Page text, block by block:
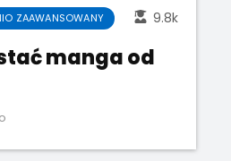
ZAAWANSOWANY 9.8k
manga od